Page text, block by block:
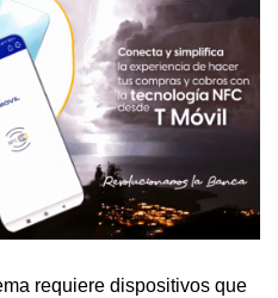
requiere dispositivos que